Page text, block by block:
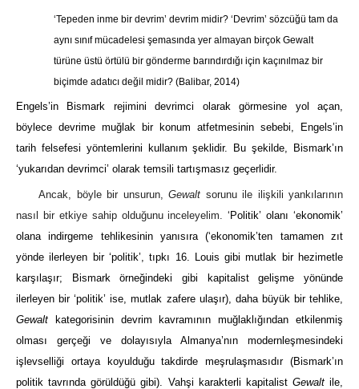
‘Tepeden inme bir devrim’ devrim midir? ‘Devrim’ sözcüğü tam da
aynı sınıf mücadelesi şemasında yer almayan birçok Gewalt
türüne üstü örtülü bir gönderme barındırdığı için kaçınılmaz bir
biçimde adatıcı değil midir?(Balibar, 2014)
Engels’in Bismark rejimini devrimci olarak görmesine yol açan,
böylece devrime muğlak bir konum atfetmesinin sebebi, Engels’in
tarih felsefesi yöntemlerini kullanım şeklidir. Bu şekilde, Bismark’ın
‘yukarıdan devrimci’ olarak temsili tartışmasız geçerlidir.
Ancak, böyle bir unsurun,Gewalt sorunu ile ilişkili yankılarının
nasıl bir etkiye sahip olduğunu inceleyelim.
‘Politik’ olanı ‘ekonomik’
olana indirgeme tehlikesinin yanısıra (‘ekonomik’ten tamamen zıt
yönde ilerleyen bir ‘politik’, tıpkı 16. Louis gibi mutlak bir hezimetle
karşılaşır; Bismark örneğindeki gibi kapitalist gelişme yönünde
ilerleyen bir ‘politik’ ise, mutlak zafere ulaşır), daha büyük bir tehlike,
Gewalt kategorisinin devrim kavramının muğlaklığından etkilenmiş
olması gerçeği ve dolayısıyla Almanya’nın modernleşmesindeki
işlevselliği ortaya koyulduğu takdirde meşrulaşmasıdır (Bismark’ın
politik tavrında görüldüğü gibi). Vahşi karakterli kapitalist Gewaltile,